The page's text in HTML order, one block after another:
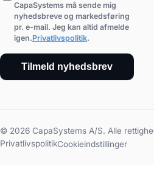
CapaSystems må sende mig
nyhedsbreve og markedsføring
pr. e-mail. Jeg kan altid afmelde
igen.Privatlivspolitik.
Tilmeld nyhedsbrev
© 2026 CapaSystems A/S. Alle
PrivatlivspolitikCookieindstillinger